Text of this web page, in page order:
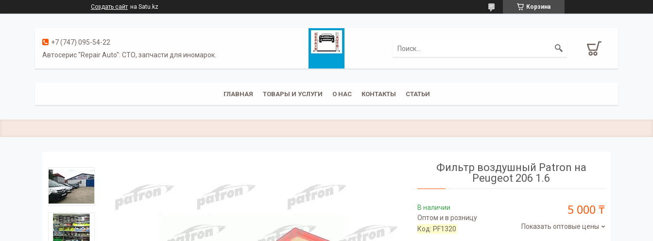
Создать сайт на Satu.kz Корзина
+7 (747) 095-54-22
Автосерис "Repair Auto": СТО, запчасти для иномарок.
ГЛАВНАЯ ТОВАРЫ И УСЛУГИ О НАС КОНТАКТЫ СТАТЬИ
Фильтр воздушный Patron на
Peugeot 206 1.6
В наличии
Оптом и в розницу
Код: PF1320
5 000 ₸
Показать оптовые цены